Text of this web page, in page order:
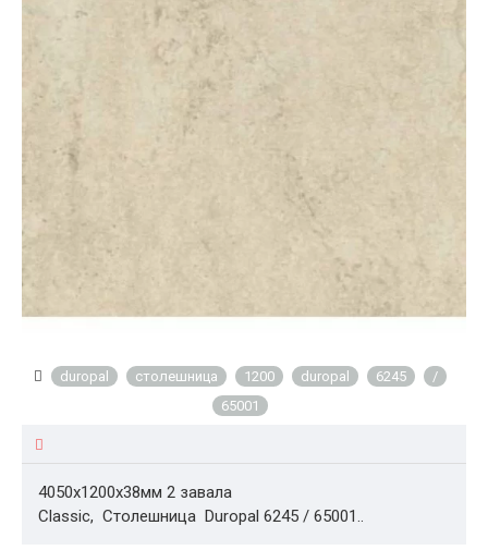
duropal столешница 1200 duropal 6245
/
65001
4050x1200x38мм 2 завала
Classic, Столешница Duropal 6245 / 65001..